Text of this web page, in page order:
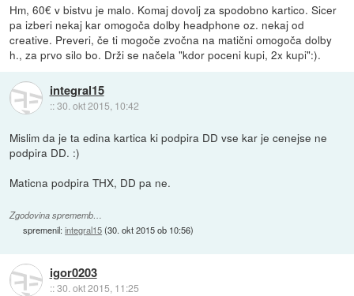
Hm, 60€ v bistvu je malo. Komaj dovolj za spodobno kartico. Sicer
pa izberi nekaj kar omogoča dolby headphone oz. nekaj od
creative. Preveri, če ti mogoče zvočna na matični omogoča dolby
h., za prvo silo bo. Drži se načela "kdor poceni kupi, 2x kupi":).
integral15
::30. okt 2015, 10:42
Mislim da je ta edina kartica ki podpira DD vse kar je cenejse ne
podpira DD. :)
Maticna podpira THX, DD pa ne.
Zgodovina sprememb…
spremenil:integral15(30. okt 2015 ob 10:56)
igor0203
::30. okt 2015, 11:25